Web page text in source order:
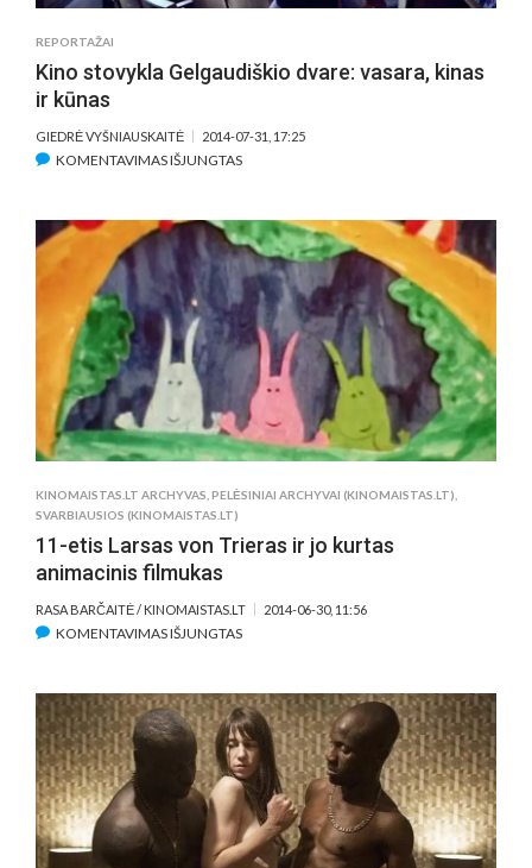
REPORTAŽAI
Kino stovykla Gelgaudiškio dvare: vasara, kinas
ir kūnas
GIEDRĖ VYŠNIAUSKAITĖ 2014-07-31, 17:25
KOMENTAVIMAS IŠJUNGTASĮRAŠE
GELGAUDIŠKIO
DVARE:
VASARA,
KINAS
KŪNAS
KINOMAISTAS.LT ARCHYVAS PELĖSINIAI ARCHYVAI (KINOMAISTAS.LT)
SVARBIAUSIOS (KINOMAISTAS.LT)
11-etis Larsas von Trieras ir jo kurtas
animacinis filmukas
RASA BARČAITĖ / KINOMAISTAS.LT 2014-06-30, 11:56
KOMENTAVIMAS IŠJUNGTASĮRAŠE
LARSAS
VON
TRIERAS
IR
JO
KURTAS
ANIMACINIS